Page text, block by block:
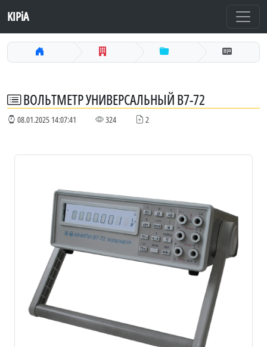
KIPiA
ВОЛЬТМЕТР УНИВЕРСАЛЬНЫЙ В7-72
08.01.2025 14:07:41 324 2